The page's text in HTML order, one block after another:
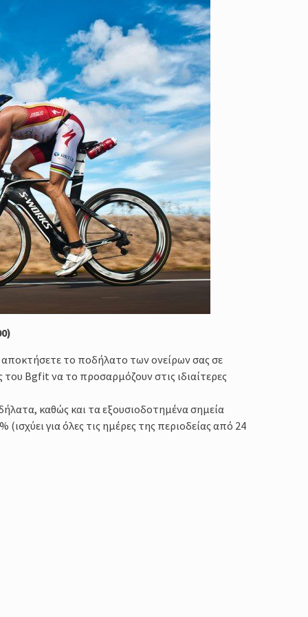
αποκτήσετε το ποδήλατο των ονείρων σας σε
Bgfit να το προσαρμόζουν στις ιδιαίτερες
καθώς και τα εξουσιοδοτημένα σημεία
για όλες τις ημέρες της περιοδείας από 24